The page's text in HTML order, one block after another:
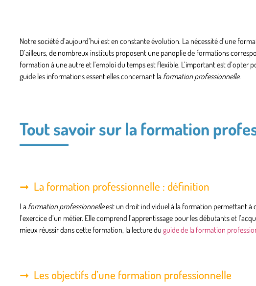
Notre société d’aujourd’hui est en constante évolution. La nécessité d’une
D’ailleurs, de nombreux instituts proposent une panoplie de formations
formation à une autre et l’emploi du temps est flexible. L’important est
guide les informations essentielles concernant la formation professionnelle.
Tout savoir sur la formation
La formation professionnelle : définition
La formation professionnelleest un droit individuel à la formation permettant à
l’exercice d’un métier. Elle comprend l’apprentissage pour les débutants et l’
mieux réussir dans cette formation, la lecture du guide de la formation
Les objectifs d’une formation professionnelle